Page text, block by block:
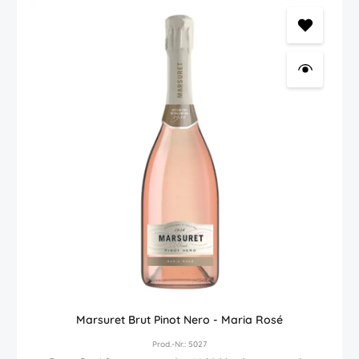
Marsuret Brut Pinot Nero - Maria Rosé
Prod.-Nr.: 5027